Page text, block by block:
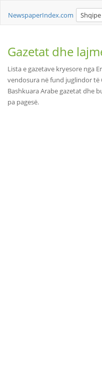
NewspaperIndex.com Shqipe
Gazetat dhe
Lista e gazetave kryesore nga
vendosura në fund juglindor të
Bashkuara Arabe gazetat dhe
pa pagesë.